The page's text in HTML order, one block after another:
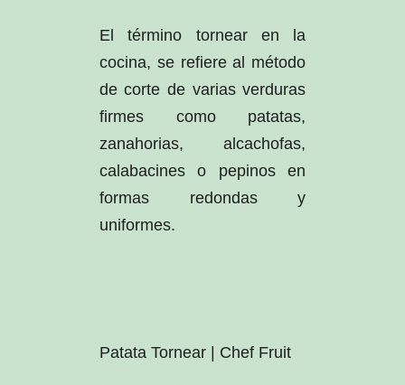
El término tornear en la
cocina, se refiere al método
de corte de varias verduras
firmes como patatas,
zanahorias, alcachofas,
calabacines o pepinos en
formas redondas y
uniformes.
Patata Tornear | Chef Fruit